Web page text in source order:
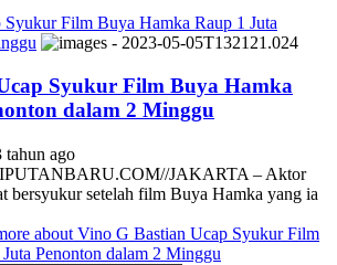
Film Buya Hamka Raup 1 Juta
Syukur Film Buya Hamka
dalam 2 Minggu
tahun ago
JAKARTA – Aktor
bersyukur setelah film Buya Hamka yang ia
about Vino G Bastian Ucap Syukur Film
Penonton dalam 2 Minggu